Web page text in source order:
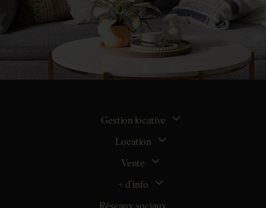
Gestion locative
La gestion locative
Location
Tous nos biens en location
Vente
Estimer mon bien
+ d’info